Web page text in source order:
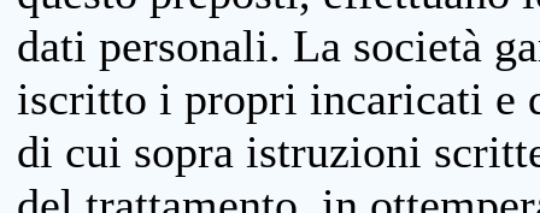
dati personali. La società
iscritto i propri incaricati e
di cui sopra istruzioni